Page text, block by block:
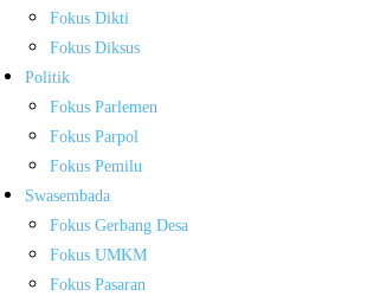
Fokus Dikti
Fokus Diksus
Politik
Fokus Parlemen
Fokus Parpol
Fokus Pemilu
Swasembada
Fokus Gerbang Desa
Fokus UMKM
Fokus Pasaran